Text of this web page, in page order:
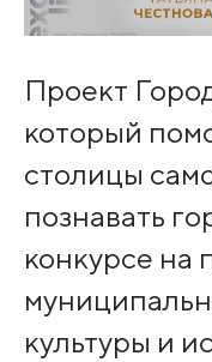
Проект
который
столицы
познавать
конкурсе на
культуры и